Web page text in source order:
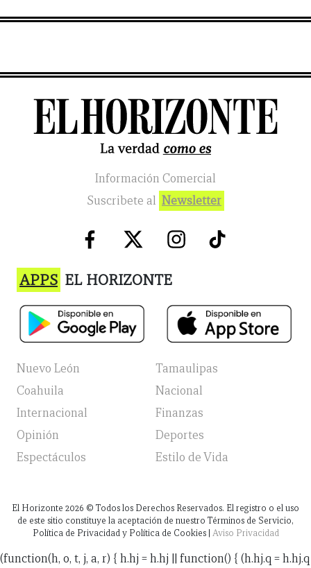
Información Comercial
Suscribete al Newsletter
APPS EL HORIZONTE
Nuevo León
Tamaulipas
Coahuila
Nacional
Internacional
Finanzas
Opinión
Deportes
Espectáculos
Estilo de Vida
El Horizonte 2026 © Todos los Derechos Reservados. El registro o el uso
de este sitio constituye la aceptación de nuestro Términos de Servicio,
Política de Privacidad y Política de Cookies | Aviso Privacidad
(function(h, o, t, j, a, r) { h.hj = h.hj || function() { (h.hj.q = h.hj.q